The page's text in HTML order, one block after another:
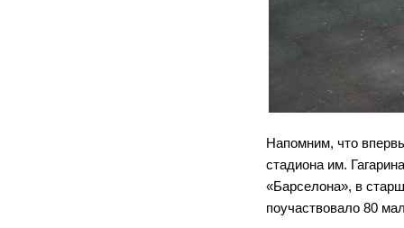
Напомним, что
стадиона им.
«Барселона», в
поучаствовало 80